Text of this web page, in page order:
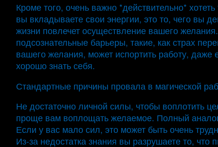
Кроме того, очень важно *действительно*
вы вкладываете свои энергии, это то, чего вы
жизни повлечет осуществление вашего
подсознательные барьеры, такие, как страх
вашего желания, может испортить работу,
хорошо знать себя.
Стандартные причины провала в магической
Не достаточно личной силы, чтобы воплотить
проще вам воплощать желаемое. Полный
Если у вас мало сил, это может быть очень
Из-за недостатка знания вы разрушаете то,